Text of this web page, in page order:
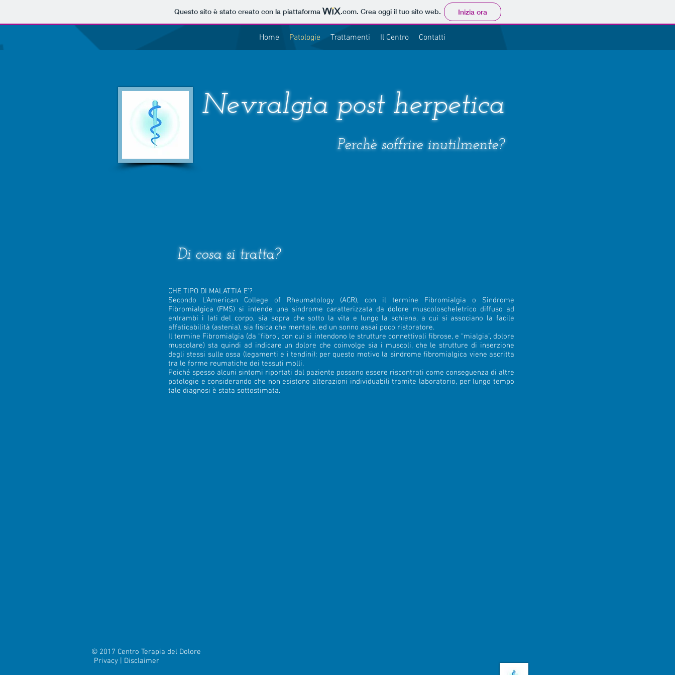
Questo sito è stato creato con la piattaforma .com. Crea oggi il tuo sito web. Inizia ora
Home Patologie Trattamenti Il Centro Contatti
Nevralgia post herpetica
Perchè soffrire inutilmente?
Di cosa si tratta?
CHE TIPO DI MALATTIA E'?
Secondo L'American College of Rheumatology (ACR), con il termine Fibromialgia o Sindrome
Fibromialgica (FMS) si intende una sindrome caratterizzata da dolore muscoloscheletrico diffuso ad
entrambi i lati del corpo, sia sopra che sotto la vita e lungo la schiena, a cui si associano la facile
affaticabilità (astenia), sia fisica che mentale, ed un sonno assai poco ristoratore.
Il termine Fibromialgia (da “fibro”, con cui si intendono le strutture connettivali fibrose, e “mialgia”, dolore
muscolare) sta quindi ad indicare un dolore che coinvolge sia i muscoli, che le strutture di inserzione
degli stessi sulle ossa (legamenti e i tendini): per questo motivo la sindrome fibromialgica viene ascritta
tra le forme reumatiche dei tessuti molli.
Poiché spesso alcuni sintomi riportati dal paziente possono essere riscontrati come conseguenza di altre
patologie e considerando che non esistono alterazioni individuabili tramite laboratorio, per lungo tempo
tale diagnosi è stata sottostimata.
© 2017 Centro Terapia del Dolore
Privacy | Disclaimer